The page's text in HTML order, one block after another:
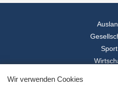
Sport
© 2026Landesspiegel
Wir verwenden Cookies